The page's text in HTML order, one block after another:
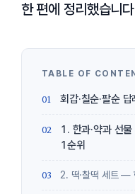
한 편에 정리했습니
회갑·칠순·팔순
1. 한과·약과 선
1순위
2. 떡·찰떡 세트 —